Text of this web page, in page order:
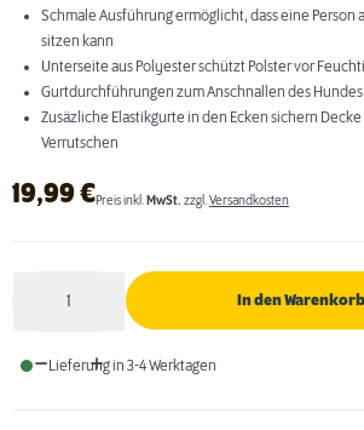
Schmale Ausführung ermöglicht, dass eine Person
sitzen kann
Unterseite aus Polyester schützt Polster vor
Gurtdurchführungen zum Anschnallen des Hundes
Zusäzliche Elastikgurte in den Ecken sichern Decke
Verrutschen
19,99€Preis inkl. MwSt. zzgl.Versandkosten
1 In den Warenkorb
Lieferung in 3-4 Werktagen